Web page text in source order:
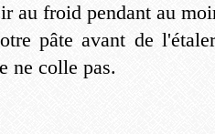
au froid pendant au
pâte avant de
ne colle pas.